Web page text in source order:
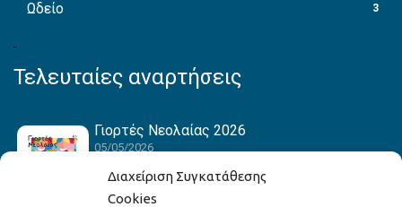
Διαχείριση Συγκατάθεσης
Cookies
Ωδείο 3
Τελευταίες αναρτήσεις
Γιορτές Νεολαίας 2026
05/05/2026